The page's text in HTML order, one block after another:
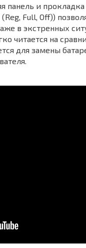
и прокладка
Full, Off))
в экстренных
читается на
для замены